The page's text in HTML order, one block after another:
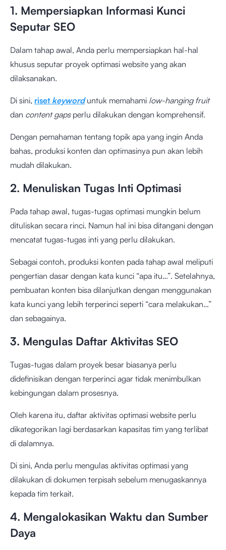
1. Mempersiapkan Informasi Kunci
Seputar SEO
Dalam tahap awal, Anda perlu mempersiapkan hal-hal
khusus seputar proyek optimasi website yang akan
dilaksanakan.
Di sini, riset keyworduntuk memahami low-hanging fruit
dan content gapsperlu dilakukan dengan komprehensif.
Dengan pemahaman tentang topik apa yang ingin Anda
bahas, produksi konten dan optimasinya pun akan lebih
mudah dilakukan.
2. Menuliskan Tugas Inti Optimasi
Pada tahap awal, tugas-tugas optimasi mungkin belum
dituliskan secara rinci. Namun hal ini bisa ditangani dengan
mencatat tugas-tugas inti yang perlu dilakukan.
Sebagai contoh, produksi konten pada tahap awal meliputi
pengertian dasar dengan kata kunci “apa itu…”. Setelahnya,
pembuatan konten bisa dilanjutkan dengan menggunakan
kata kunci yang lebih terperinci seperti “cara melakukan…”
dan sebagainya.
3. Mengulas Daftar Aktivitas SEO
Tugas-tugas dalam proyek besar biasanya perlu
didefinisikan dengan terperinci agar tidak menimbulkan
kebingungan dalam prosesnya.
Oleh karena itu, daftar aktivitas optimasi website perlu
dikategorikan lagi berdasarkan kapasitas tim yang terlibat
di dalamnya.
Di sini, Anda perlu mengulas aktivitas optimasi yang
dilakukan di dokumen terpisah sebelum menugaskannya
kepada tim terkait.
4. Mengalokasikan Waktu dan Sumber
Daya